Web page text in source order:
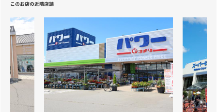
このお店の近隣店舗